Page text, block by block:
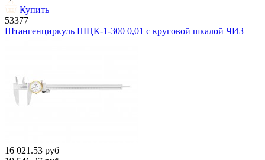
Купить
53377
Штангенциркуль ШЦК-1-300 0,01 с круговой шкалой ЧИЗ
16 021.53 руб